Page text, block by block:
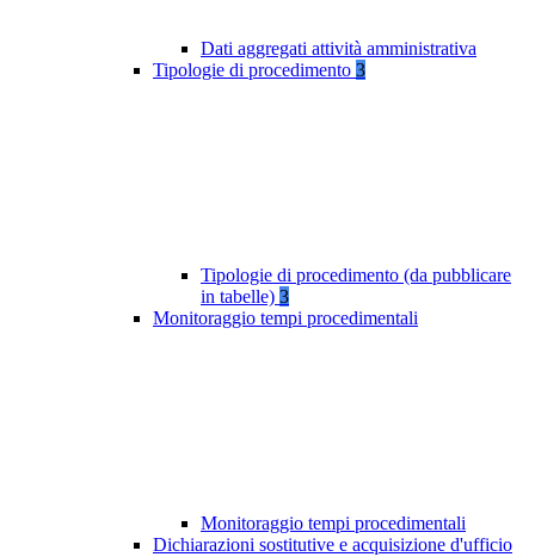
Dati aggregati attività amministrativa
Tipologie di procedimento 3
Tipologie di procedimento (da pubblicare
in tabelle) 3
Monitoraggio tempi procedimentali
Monitoraggio tempi procedimentali
Dichiarazioni sostitutive e acquisizione d'ufficio